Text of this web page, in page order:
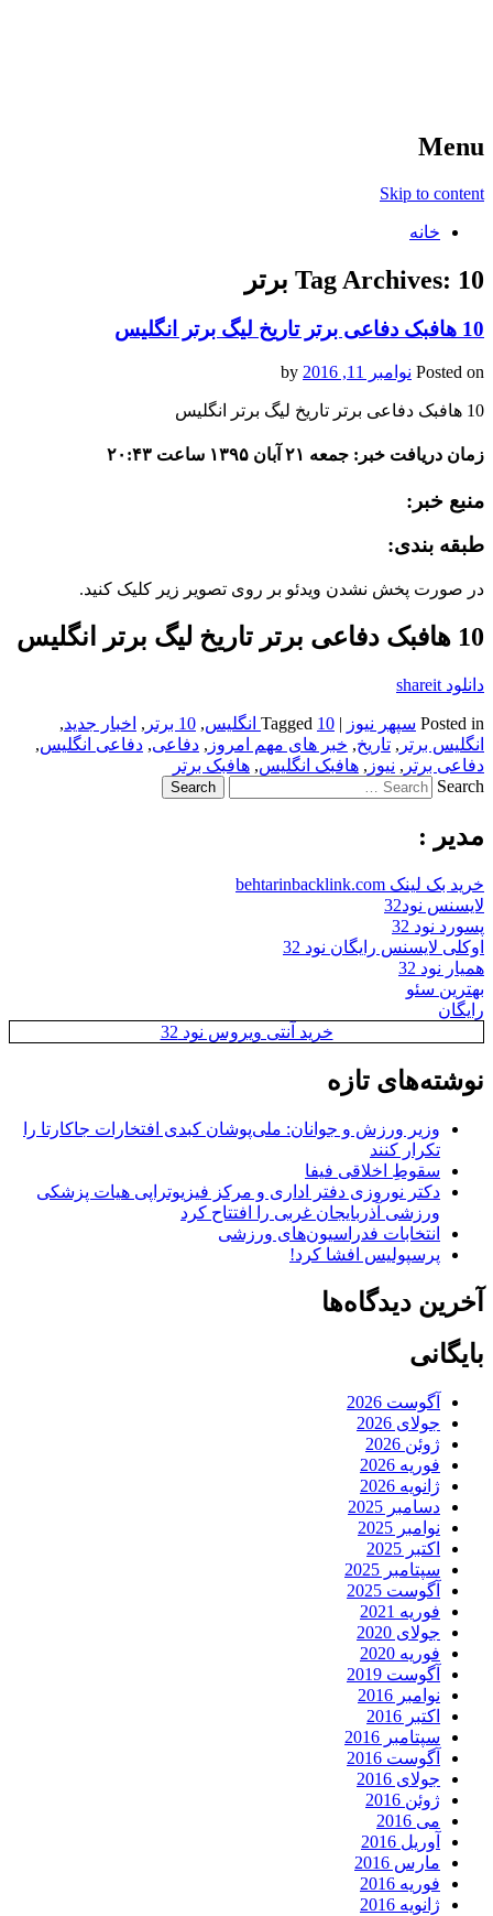
Menu
Skip to content
خانه
Tag Archives: 10 برتر
10 هافبک دفاعی برتر تاریخ لیگ برتر انگلیس
Posted on نوامبر 11, 2016
10 هافبک دفاعی برتر تاریخ لیگ برتر انگلیس
زمان دریافت خبر: جمعه ۲۱ آبان ۱۳۹۵ ساعت ۲۰:۴۳
منبع خبر:
طبقه بندی:
در صورت پخش نشدن ویدئو بر روی تصویر زیر کلیک کنید.
10 هافبک دفاعی برتر تاریخ لیگ برتر انگلیس
دانلود shareit
Posted in سپهر نیوز |
Tagged 10 انگلیس , 10 برتر , اخبار جدید,
انگلیس برتر , تاریخ, خبر های مهم امروز , دفاعی, دفاعی انگلیس,
دفاعی برتر , نیوز , هافبک انگلیس, هافبک برتر
Search
مدیر :
خرید بک لینک behtarinbacklink.com
لایسنس نود32
پسورد نود 32
اوکلی لایسنس رایگان نود 32
همیار نود 32
بهترین سئو
رایگان
خرید آنتی ویروس نود 32
نوشته‌های تازه
وزیر ورزش و جوانان: ملی‌پوشان کبدی افتخارات جاکارتا را
تکرار کنند
سقوطِ اخلاقی فیفا
دکتر نوروزی دفتر اداری و مرکز فیزیوتراپی هیات پزشکی
ورزشی آذربایجان غربی را افتتاح کرد
انتخابات فدراسیون‌های ورزشی
پرسپولیس افشا کرد!
آخرین دیدگاه‌ها
بایگانی
آگوست 2026
جولای 2026
ژوئن 2026
فوریه 2026
ژانویه 2026
دسامبر 2025
نوامبر 2025
اکتبر 2025
سپتامبر 2025
آگوست 2025
فوریه 2021
جولای 2020
فوریه 2020
آگوست 2019
نوامبر 2016
اکتبر 2016
سپتامبر 2016
آگوست 2016
جولای 2016
ژوئن 2016
می 2016
آوریل 2016
مارس 2016
فوریه 2016
ژانویه 2016